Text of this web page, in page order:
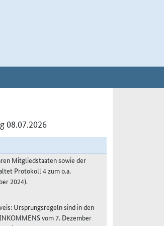
08.07.2026
Mitgliedstaaten sowie der
Protokoll 4 zum o.a.
2024).
Ursprungsregeln sind in den
vom 7. Dezember